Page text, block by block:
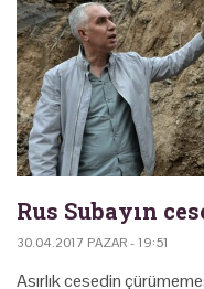
Rus Subayın
30.04.2017 PAZAR - 19:51
Asırlık cesedin